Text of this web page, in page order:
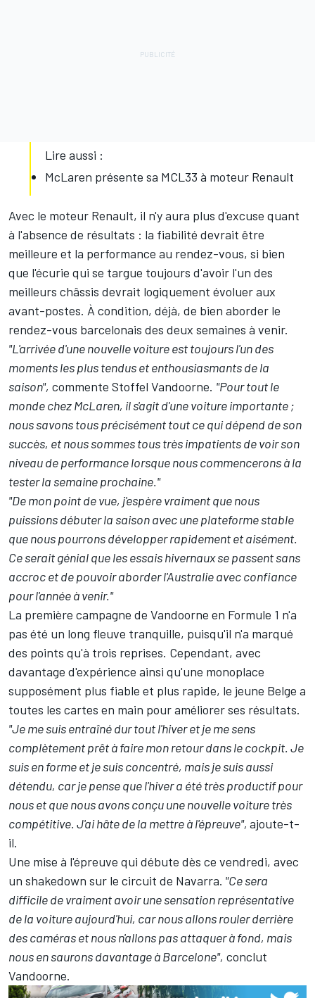
Lire aussi :
McLaren présente sa MCL33 à moteur Renault
Avec le moteur Renault, il n'y aura plus d'excuse quant
à l'absence de résultats : la fiabilité devrait être
meilleure et la performance au rendez-vous, si bien
que l'écurie qui se targue toujours d'avoir l'un des
meilleurs châssis devrait logiquement évoluer aux
avant-postes. À condition, déjà, de bien aborder le
rendez-vous barcelonais des deux semaines à venir.
"L'arrivée d'une nouvelle voiture est toujours l'un des
moments les plus tendus et enthousiasmants de la
saison", commente Stoffel Vandoorne. "Pour tout le
monde chez McLaren, il s'agit d'une voiture importante ;
nous savons tous précisément tout ce qui dépend de son
succès, et nous sommes tous très impatients de voir son
niveau de performance lorsque nous commencerons à la
tester la semaine prochaine."
"De mon point de vue, j'espère vraiment que nous
puissions débuter la saison avec une plateforme stable
que nous pourrons développer rapidement et aisément.
Ce serait génial que les essais hivernaux se passent sans
accroc et de pouvoir aborder l'Australie avec confiance
pour l'année à venir."
La première campagne de Vandoorne en Formule 1 n'a
pas été un long fleuve tranquille, puisqu'il n'a marqué
des points qu'à trois reprises. Cependant, avec
davantage d'expérience ainsi qu'une monoplace
supposément plus fiable et plus rapide, le jeune Belge a
toutes les cartes en main pour améliorer ses résultats.
"Je me suis entraîné dur tout l'hiver et je me sens
complètement prêt à faire mon retour dans le cockpit. Je
suis en forme et je suis concentré, mais je suis aussi
détendu, car je pense que l'hiver a été très productif pour
nous et que nous avons conçu une nouvelle voiture très
compétitive. J'ai hâte de la mettre à l'épreuve", ajoute-t-
il.
Une mise à l'épreuve qui débute dès ce vendredi, avec
un shakedown sur le circuit de Navarra. "Ce sera
difficile de vraiment avoir une sensation représentative
de la voiture aujourd'hui, car nous allons rouler derrière
des caméras et nous n'allons pas attaquer à fond, mais
nous en saurons davantage à Barcelone", conclut
Vandoorne.